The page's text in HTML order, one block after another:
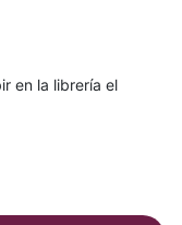
en la librería el